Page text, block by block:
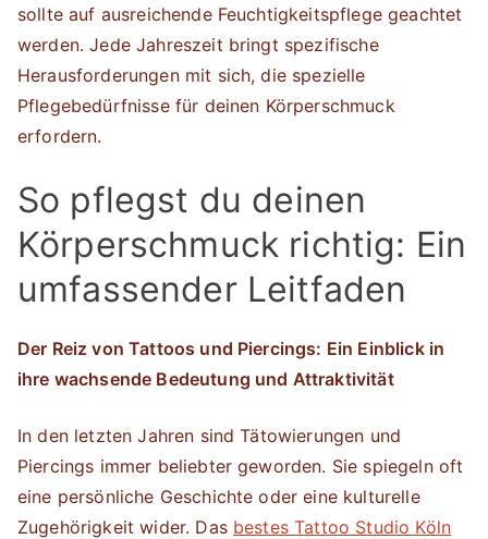
sollte auf ausreichende Feuchtigkeitspflege geachtet
werden. Jede Jahreszeit bringt spezifische
Herausforderungen mit sich, die spezielle
Pflegebedürfnisse für deinen Körperschmuck
erfordern.
So pflegst du deinen
Körperschmuck richtig: Ein
umfassender Leitfaden
Der Reiz von Tattoos und Piercings: Ein Einblick in
ihre wachsende Bedeutung und Attraktivität
In den letzten Jahren sind Tätowierungen und
Piercings immer beliebter geworden. Sie spiegeln oft
eine persönliche Geschichte oder eine kulturelle
Zugehörigkeit wider. Das bestes Tattoo Studio Köln